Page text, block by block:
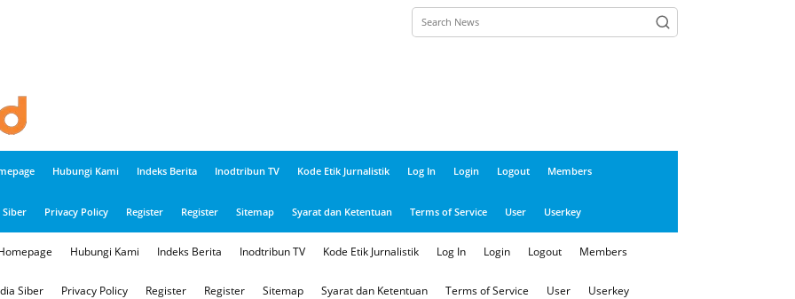
Hubungi Kami Indeks Berita Inodtribun TV Kode Etik Jurnalistik Log In Login Logout Members
Siber Privacy Policy Register Register Sitemap Syarat dan Ketentuan Terms of Service User Userkey
Hubungi Kami Indeks Berita Inodtribun TV Kode Etik Jurnalistik Log In Login Logout Members
Siber Privacy Policy Register Register Sitemap Syarat dan Ketentuan Terms of Service User Userkey